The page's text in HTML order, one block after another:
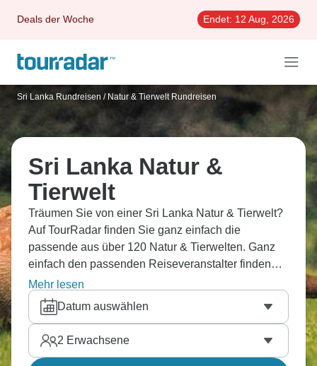
Deals der Woche Endet: 12 Aug, 2026
Sri Lanka Rundreisen / Natur & Tierwelt Rundreisen
Sri Lanka Natur &
Tierwelt
Träumen Sie von einer Sri Lanka Natur & Tierwelt?
Auf TourRadar finden Sie ganz einfach die
passende aus über 120 Natur & Tierwelten. Ganz
einfach den passenden Reiseveranstalter finden
dank 997 Erfahrungsberichten.
Mehr lesen
Datum auswählen
2 Erwachsene